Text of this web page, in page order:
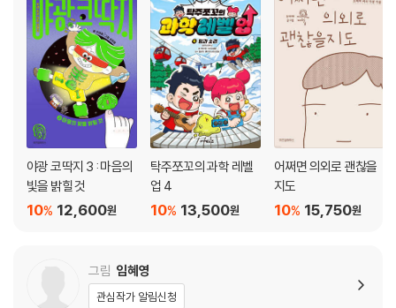
야광 코딱지 3 : 마음의
빛을 밝힐 것
12,600원
10%
탁주쪼꼬의 과학 레벨
업 4
13,500원
10%
어쩌면 의외로 괜찮을
지도
15,750원
10%
그림 임혜영
관심작가 알림신청